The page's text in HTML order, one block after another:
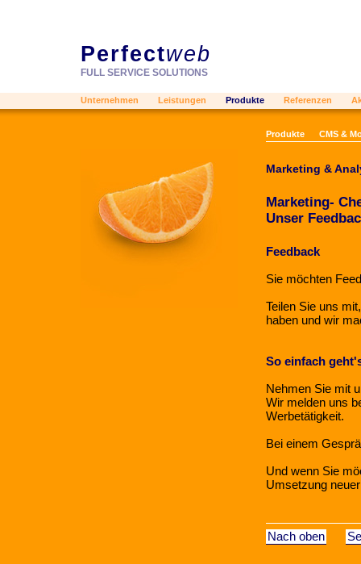
Perfectweb
FULL SERVICE SOLUTIONS
Unternehmen Leistungen Produkte Referenzen
Produkte CMS &
Marketing &
Marketing-
Unser
Feedback
Sie möchten
Teilen Sie uns
haben und wir
So einfach
Nehmen Sie mit
Wir melden uns
Werbetätigkeit.
Bei einem
Und wenn Sie
Umsetzung
Nach oben